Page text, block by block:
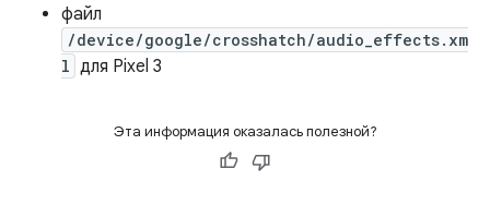
файл
/device/google/crosshatch/audio_effects.xm
l для Pixel 3
Эта информация оказалась полезной?